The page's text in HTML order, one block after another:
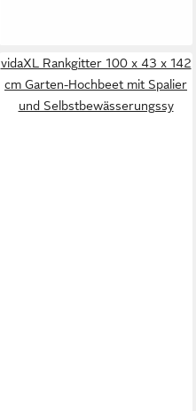
vidaXL Rankgitter 100 x 43 x 142
cm Garten-Hochbeet mit Spalier
und Selbstbewässerungssy